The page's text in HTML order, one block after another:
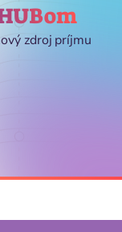
zdroj príjmu